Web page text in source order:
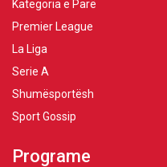
Kategoria e Parë
Premier League
La Liga
Serie A
Shumësportësh
Sport Gossip
Programe